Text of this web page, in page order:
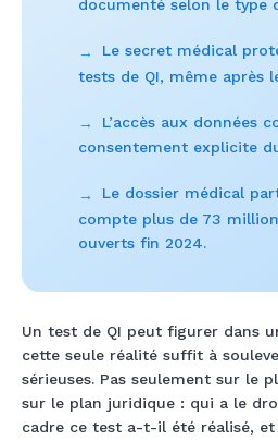
documenté selon le type
→
Le secret médical
tests de QI, même après
→
L’accès aux données
consentement explicite
→
Le dossier médical
compte plus de 73
ouverts fin 2024.
Un test de QI peut figurer dans
cette seule réalité suffit à
sérieuses. Pas seulement sur le
sur le plan juridique : qui a le
cadre ce test a-t-il été réalisé,